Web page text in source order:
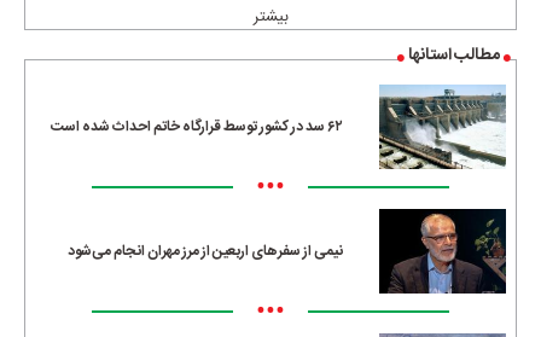
بیشتر
مطالب استانها
۶۲ سد در کشور توسط قرارگاه خاتم احداث شده است
•••
نیمی از سفرهای اربعین از مرز مهران انجام می‌شود
•••